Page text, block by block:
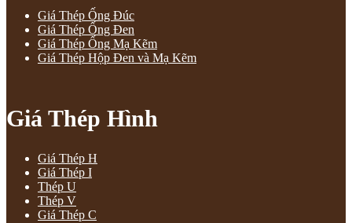
Giá Thép Ống Đúc
Giá Thép Ống Đen
Giá Thép Ống Mạ Kẽm
Giá Thép Hộp Đen và Mạ Kẽm
Giá Thép Hình
Giá Thép H
Giá Thép I
Thép U
Thép V
Giá Thép C